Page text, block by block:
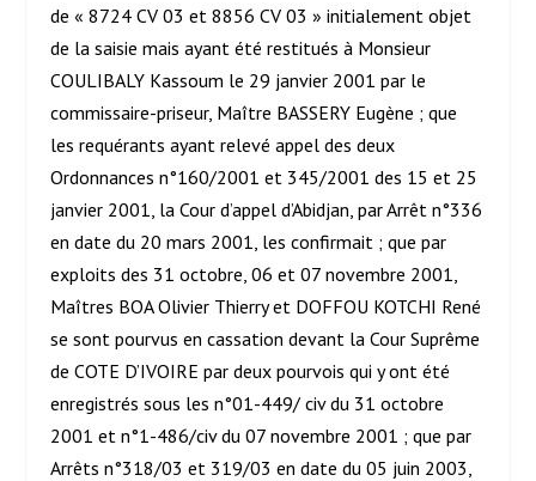
de « 8724 CV 03 et 8856 CV 03 » initialement objet
de la saisie mais ayant été restitués à Monsieur
COULIBALY Kassoum le 29 janvier 2001 par le
commissaire-priseur, Maître BASSERY Eugène ; que
les requérants ayant relevé appel des deux
Ordonnances n°160/2001 et 345/2001 des 15 et 25
janvier 2001, la Cour d’appel d’Abidjan, par Arrêt n°336
en date du 20 mars 2001, les confirmait ; que par
exploits des 31 octobre, 06 et 07 novembre 2001,
Maîtres BOA Olivier Thierry et DOFFOU KOTCHI René
se sont pourvus en cassation devant la Cour Suprême
de COTE D’IVOIRE par deux pourvois qui y ont été
enregistrés sous les n°01-449/ civ du 31 octobre
2001 et n°1-486/civ du 07 novembre 2001 ; que par
Arrêts n°318/03 et 319/03 en date du 05 juin 2003,